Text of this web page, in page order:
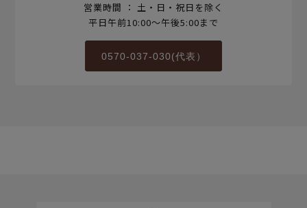
営業時間 ： 土・日・祝日を除く
平日午前10:00～午後5:00まで
0570-037-030(代表）